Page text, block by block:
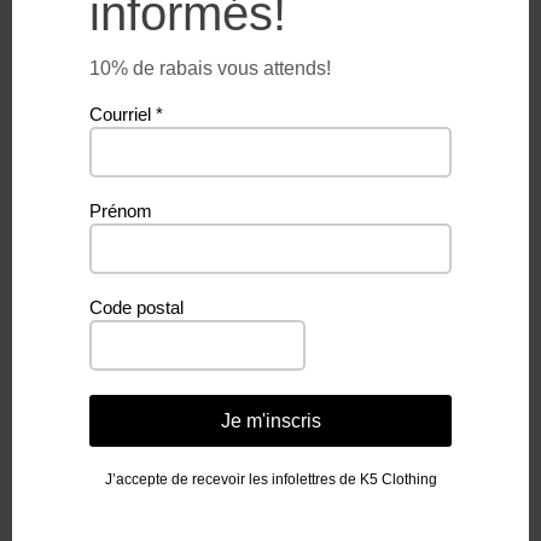
Information complémentaire
876 g
informés!
10% de rabais vous attends!
Courriel *
Prénom
Code postal
Je m'inscris
J’accepte de recevoir les infolettres de K5 Clothing